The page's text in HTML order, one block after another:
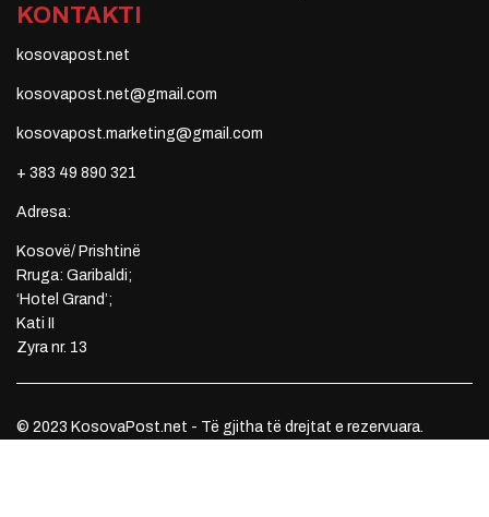
KONTAKTI
kosovapost.net
kosovapost.net@gmail.com
kosovapost.marketing@gmail.com
+ 383 49 890 321
Adresa:
Kosovë/ Prishtinë
Rruga: Garibaldi;
‘Hotel Grand’;
Kati II
Zyra nr. 13
© 2023 KosovaPost.net - Të gjitha të drejtat e rezervuara.